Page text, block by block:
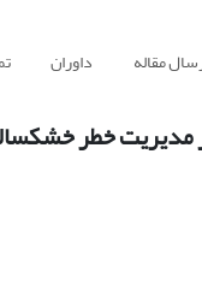
مقاله داوران
مدیریت خطر